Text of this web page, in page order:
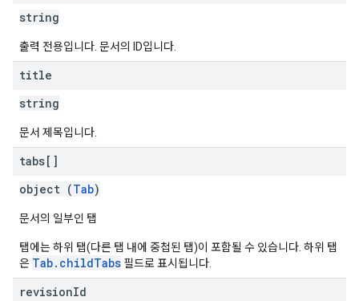
string
출력 전용입니다. 문서의 ID입니다.
title
string
문서 제목입니다.
tabs[]
object (Tab)
문서의 일부인 탭
탭에는 하위 탭(다른 탭 내에 중첩된 탭)이 포함될 수 있습니다. 하위 탭
은 Tab.childTabs 필드로 표시됩니다.
revisionId